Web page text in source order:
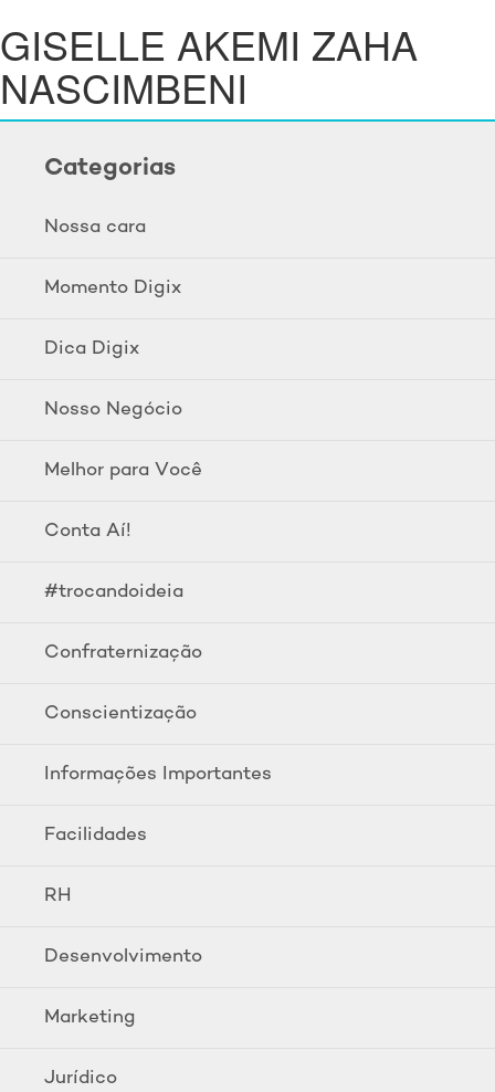
GISELLE AKEMI ZAHA
NASCIMBENI
Categorias
Nossa cara
Momento Digix
Dica Digix
Nosso Negócio
Melhor para Você
Conta Aí!
#trocandoideia
Confraternização
Conscientização
Informações Importantes
Facilidades
RH
Desenvolvimento
Marketing
Jurídico